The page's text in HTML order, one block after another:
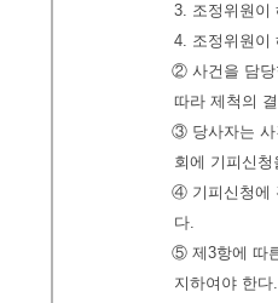
3. 조정위원이
4. 조정위원이
② 사건을 담당
따라 제척의
③ 당사자는 사
회에 기피신
④ 기피신청에
다.
⑤ 제3항에 따
지하여야 한다.